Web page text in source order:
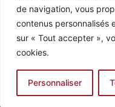
de navigation, vous
contenus personnalisés
sur « Tout accepter »,
cookies.
Personnaliser
© 2026 Maria Simona.
Siret Bayonne: